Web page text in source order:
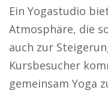
Ein Yogastudio
Atmosphäre, die
auch zur
Kursbesucher
gemeinsam Yoga